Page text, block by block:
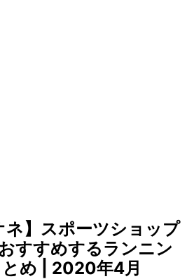
ネ】スポーツショップ
すすめするランニン
め | 2020年4月